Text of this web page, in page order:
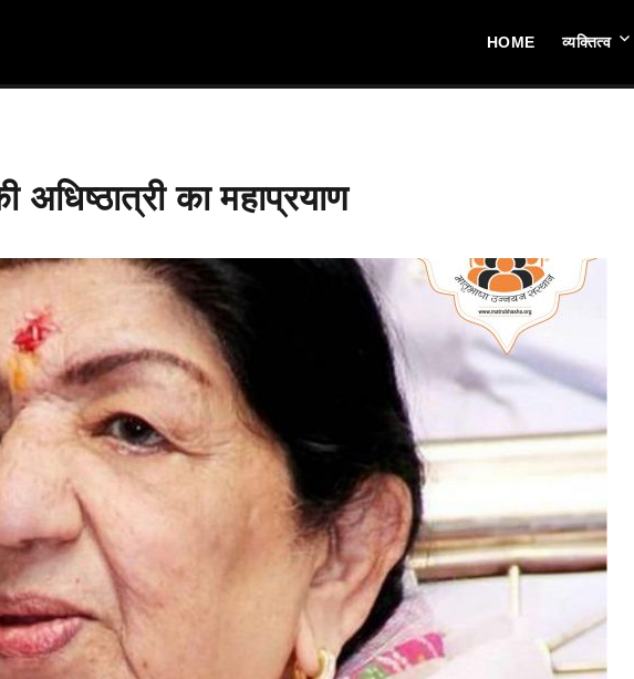
HOME व्यक्तित्व
का महाप्रयाण